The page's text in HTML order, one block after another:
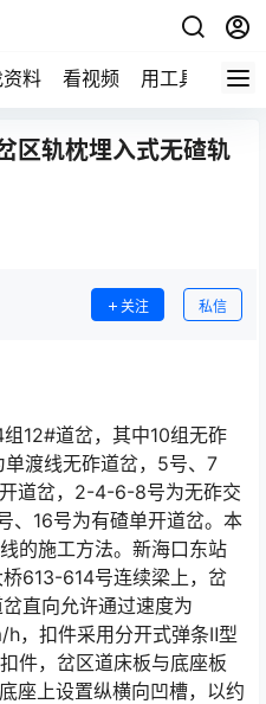
料 看视频 用工具 论技
区轨枕埋入式无碴轨
关注 私信
12#道岔，其中10组无砟
渡线无砟道岔，5号、7
道岔，2-4-6-8号为无砟交
、16号为有碴单开道岔。本
的施工方法。新海口东站
613-614号连续梁上，岔
直向允许通过速度为
，扣件采用分开式弹条Ⅱ型
件，岔区道床板与底座板
座上设置纵横向凹槽，以约